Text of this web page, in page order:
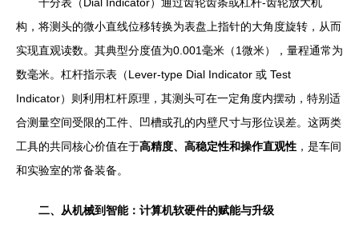
千分表（Dial Indicator）通过齿轮齿条或杠杆-齿轮放大机
构，将测头的微小直线位移转换为表盘上指针的大角度旋转，从而
实现直观读数。其典型分度值为0.001毫米（1微米），量程通常为
数毫米。杠杆指示表（Lever-type Dial Indicator 或 Test
Indicator）则利用杠杆原理，其测头可在一定角度内摆动，特别适
合测量空间受限的工件、凹槽或孔的内壁尺寸与形位误差。这两类
工具的共同核心价值在于高精度、高稳定性和操作直观性 ，是车间
和实验室的常备装备。
二、从机械到智能：计算机软硬件的赋能与升级